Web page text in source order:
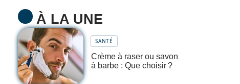
À LA UNE
SANTÉ
Crème à raser ou savon
à barbe : Que choisir ?